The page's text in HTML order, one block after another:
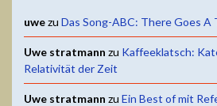
uwezu Das Song-ABC: There Goes A
Uwe stratmann zu Kaffeeklatsch:
Relativität der Zeit
Uwe stratmann zu Ein Best of mit